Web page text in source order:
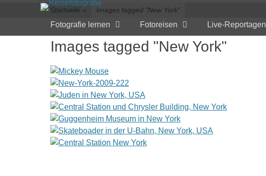
zum
überspringen
Primärmenü
Fotografie lernen Fotoreisen Live-Reportagen
Startseite » Images tagged "New York"
Images tagged "New York"